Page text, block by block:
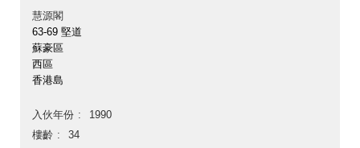
慧源閣
63-69 堅道
蘇豪區
西區
香港島
入伙年份
1990
樓齡
34